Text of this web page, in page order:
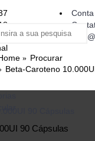
Conta
Procurar
Beta-Caroteno
90 Cápsulas